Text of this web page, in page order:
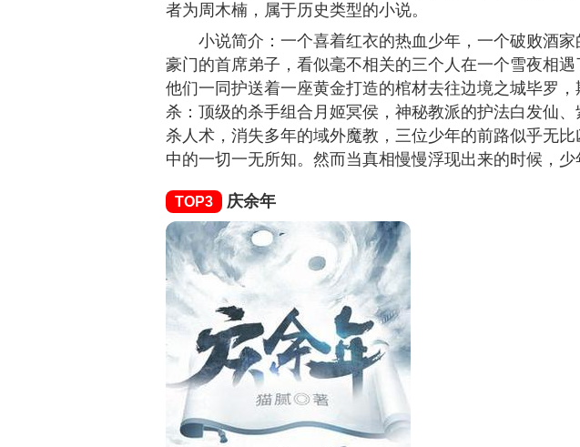
者为周木楠，属于历史类型的小说。
小说简介：一个喜着红衣的热血少年，一个破败酒
豪门的首席弟子，看似毫不相关的三个人在一个雪夜相遇
他们一同护送着一座黄金打造的棺材去往边境之城毕罗
杀：顶级的杀手组合月姬冥侯，神秘教派的护法白发仙
杀人术，消失多年的域外魔教，三位少年的前路似乎无
中的一切一无所知。然而当真相慢慢浮现出来的时候，
TOP3 庆余年